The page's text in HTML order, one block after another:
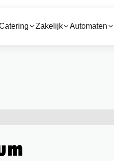
Zakelijk Automaten